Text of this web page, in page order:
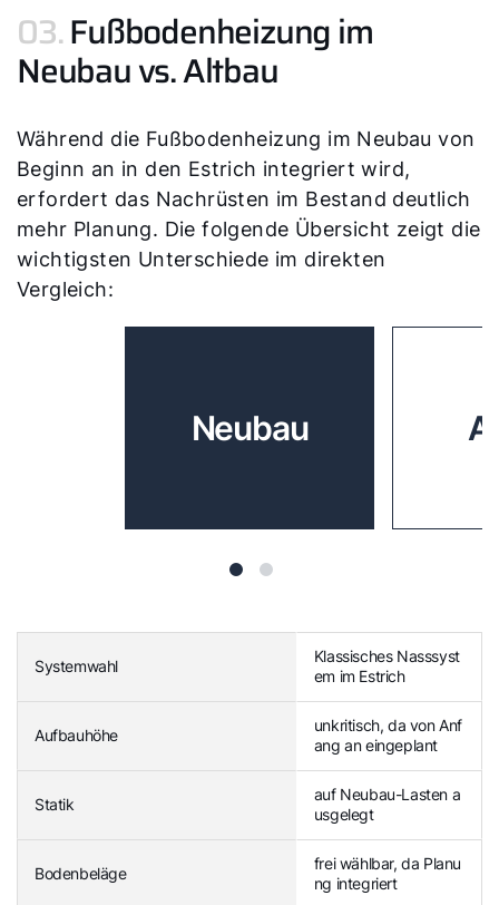
03.Fußbodenheizung im
Neubau vs. Altbau
Während die Fußbodenheizung im Neubau von
Beginn an in den Estrich integriert wird,
erfordert das Nachrüsten im Bestand deutlich
mehr Planung. Die folgende Übersicht zeigt die
wichtigsten Unterschiede im direkten
Vergleich:
Neubau
Systemwahl
Klassisches Nasssyst
em im Estrich
Aufbauhöhe
unkritisch, da von Anf
ang an eingeplant
Statik
auf Neubau-Lasten a
usgelegt
Bodenbeläge
frei wählbar, da Planu
ng integriert
Karriere